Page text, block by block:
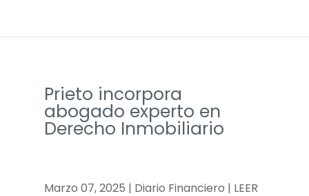
Prieto incorpora
abogado experto en
Derecho Inmobiliario
Marzo 07, 2025 | Diario Financiero | LEER